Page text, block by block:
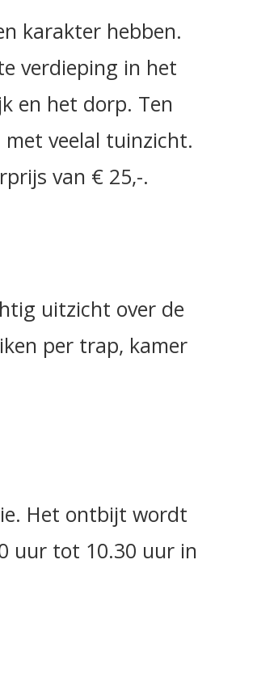
karakter hebben.
verdieping in het
en het dorp. Ten
veelal tuinzicht.
van € 25,-.
uitzicht over de
per trap, kamer
Het ontbijt wordt
uur tot 10.30 uur in